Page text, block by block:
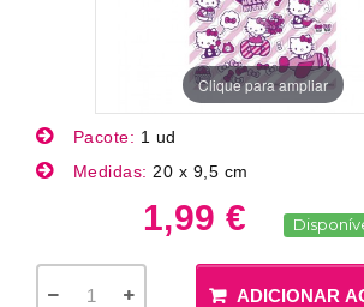
Clique para ampliar
Pacote: 1 ud
Medidas: 20 x 9,5 cm
1,99 €
ADICIONAR